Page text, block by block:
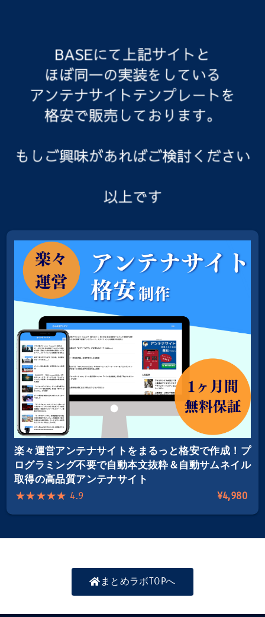
楽々運営アンテナサイトをまるっと格安で作成！プ
ログラミング不要で自動本文抜粋＆自動サムネイル
取得の高品質アンテナサイト
★★★★★ 4.9
¥4,980
まとめラボTOPへ